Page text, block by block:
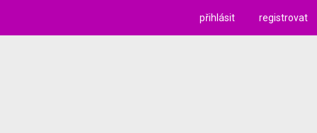
přihlásit registrovat